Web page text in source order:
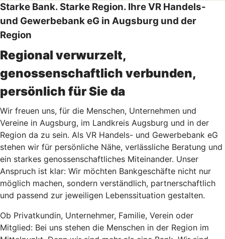
Starke Bank. Starke Region. Ihre VR Handels-
und Gewerbebank eG in Augsburg und der
Region
Regional verwurzelt,
genossenschaftlich verbunden,
persönlich für Sie da
Wir freuen uns, für die Menschen, Unternehmen und
Vereine in Augsburg, im Landkreis Augsburg und in der
Region da zu sein. Als VR Handels- und Gewerbebank eG
stehen wir für persönliche Nähe, verlässliche Beratung und
ein starkes genossenschaftliches Miteinander. Unser
Anspruch ist klar: Wir möchten Bankgeschäfte nicht nur
möglich machen, sondern verständlich, partnerschaftlich
und passend zur jeweiligen Lebenssituation gestalten.
Ob Privatkundin, Unternehmer, Familie, Verein oder
Mitglied: Bei uns stehen die Menschen in der Region im